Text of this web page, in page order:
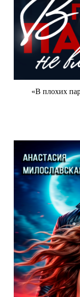
«В плохих